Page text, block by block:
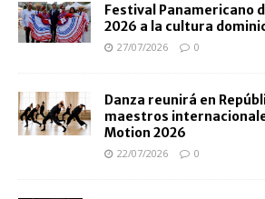
Festival Panamericano
2026 a la cultura
27/07/2026 0
Danza reunirá en
maestros
Motion 2026
22/07/2026 0